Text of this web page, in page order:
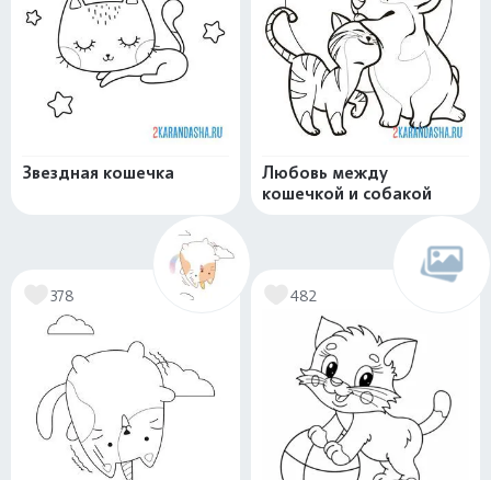
Звездная кошечка
Любовь между
кошечкой и собакой
378 482